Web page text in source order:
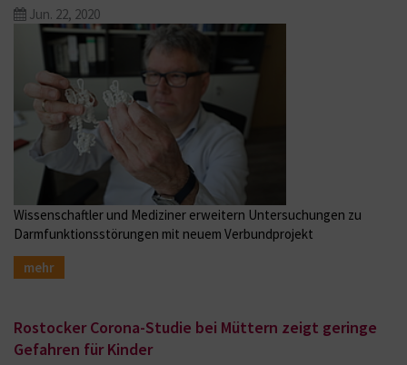
Jun. 22, 2020
Wissenschaftler und Mediziner erweitern Untersuchungen zu
Darmfunktionsstörungen mit neuem Verbundprojekt
mehr
Rostocker Corona-Studie bei Müttern zeigt geringe
Gefahren für Kinder